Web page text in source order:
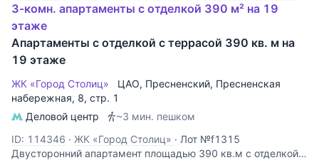
3-комн. апартаменты с отделкой 390 м² на 19
этаже
Апартаменты с отделкой с террасой 390 кв. м на
19 этаже
ЖК «Город Столиц» ЦАО, Пресненский, Пресненская
набережная, 8, стр. 1
Деловой центр
~3 мин. пешком
ID: 114346 · ЖК «Город Столиц» · Лот №f1315
Двусторонний апартамент площадью 390 кв.м с отделкой